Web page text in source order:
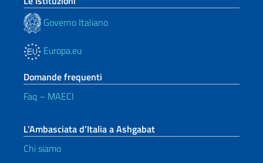
Governo Italiano
Europa.eu
Domande frequenti
Faq – MAECI
L’Ambasciata d’Italia a Ashgabat
Chi siamo